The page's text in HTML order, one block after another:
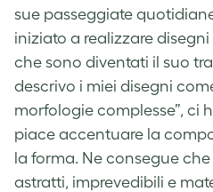
sue passeggiate
iniziato a realizzare
che sono diventati il suo
descrivo i miei disegni
morfologie complesse”, ci
piace accentuare la
la forma. Ne consegue
astratti, imprevedibili e